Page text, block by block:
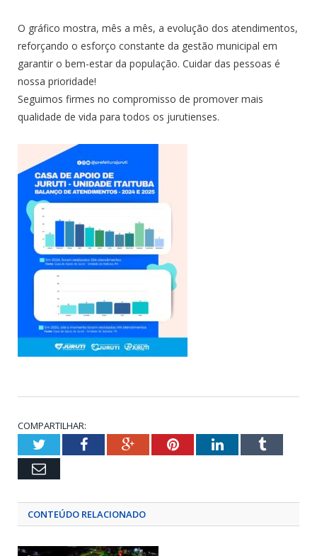
O gráfico mostra, mês a mês, a evolução dos atendimentos,
reforçando o esforço constante da gestão municipal em
garantir o bem-estar da população. Cuidar das pessoas é
nossa prioridade!
Seguimos firmes no compromisso de promover mais
qualidade de vida para todos os jurutienses.
COMPARTILHAR:
TwitterFacebookGoogle+PinterestLinkedInTumblr
Email
CONTEÚDO RELACIONADO